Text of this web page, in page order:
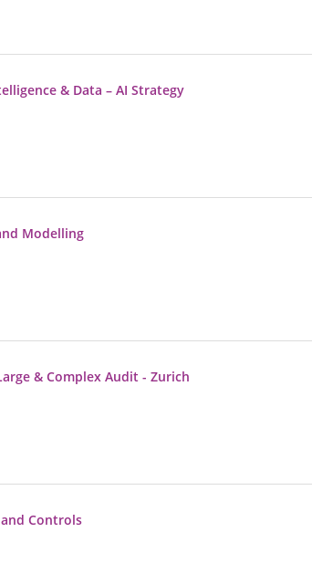
& Data – AI Strategy
Modelling
& Complex Audit - Zurich
Controls